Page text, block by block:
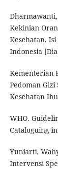
Kekinian
Kesehatan.
Indonesia
Kementerian
Pedoman
Kesehatan
WHO.
Cataloguing-
Yuniarti,
Intervensi